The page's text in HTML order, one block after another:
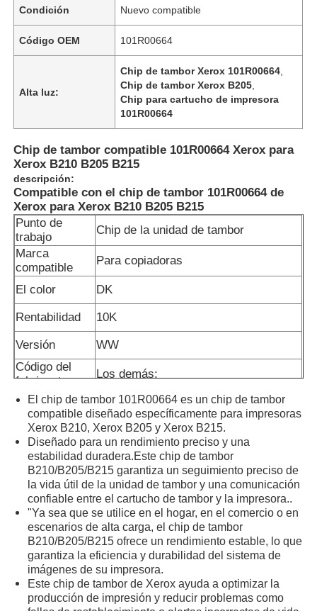
Condición Nuevo compatible
Código OEM 101R00664
Alta luz:
Chip de tambor Xerox 101R00664
Chip de tambor Xerox B205
Chip para cartucho de impresora
101R00664
Chip de tambor compatible 101R00664 Xerox para
Xerox B210 B205 B215
descripción:
Compatible con el chip de tambor 101R00664 de
Xerox para Xerox B210 B205 B215
Punto de
trabajo
Chip de la unidad de tambor
Marca
compatible
Para copiadoras
El color DK
Rentabilidad 10K
Versión
WW
Código del
fabricante
Los demás:
El chip de tambor 101R00664 es un chip de tambor
compatible diseñado específicamente para impresoras
Xerox B210, Xerox B205 y Xerox B215.
Diseñado para un rendimiento preciso y una
estabilidad duradera.Este chip de tambor
B210/B205/B215 garantiza un seguimiento preciso de
la vida útil de la unidad de tambor y una comunicación
confiable entre el cartucho de tambor y la impresora..
"Ya sea que se utilice en el hogar, en el comercio o en
escenarios de alta carga, el chip de tambor
B210/B205/B215 ofrece un rendimiento estable, lo que
garantiza la eficiencia y durabilidad del sistema de
imágenes de su impresora.
Este chip de tambor de Xerox ayuda a optimizar la
producción de impresión y reducir problemas como